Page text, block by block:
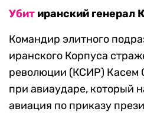
Убит иранский генерал
Командир элитного
иранского Корпуса
революции (КСИР) Касем
при авиаударе, который
авиация по приказу